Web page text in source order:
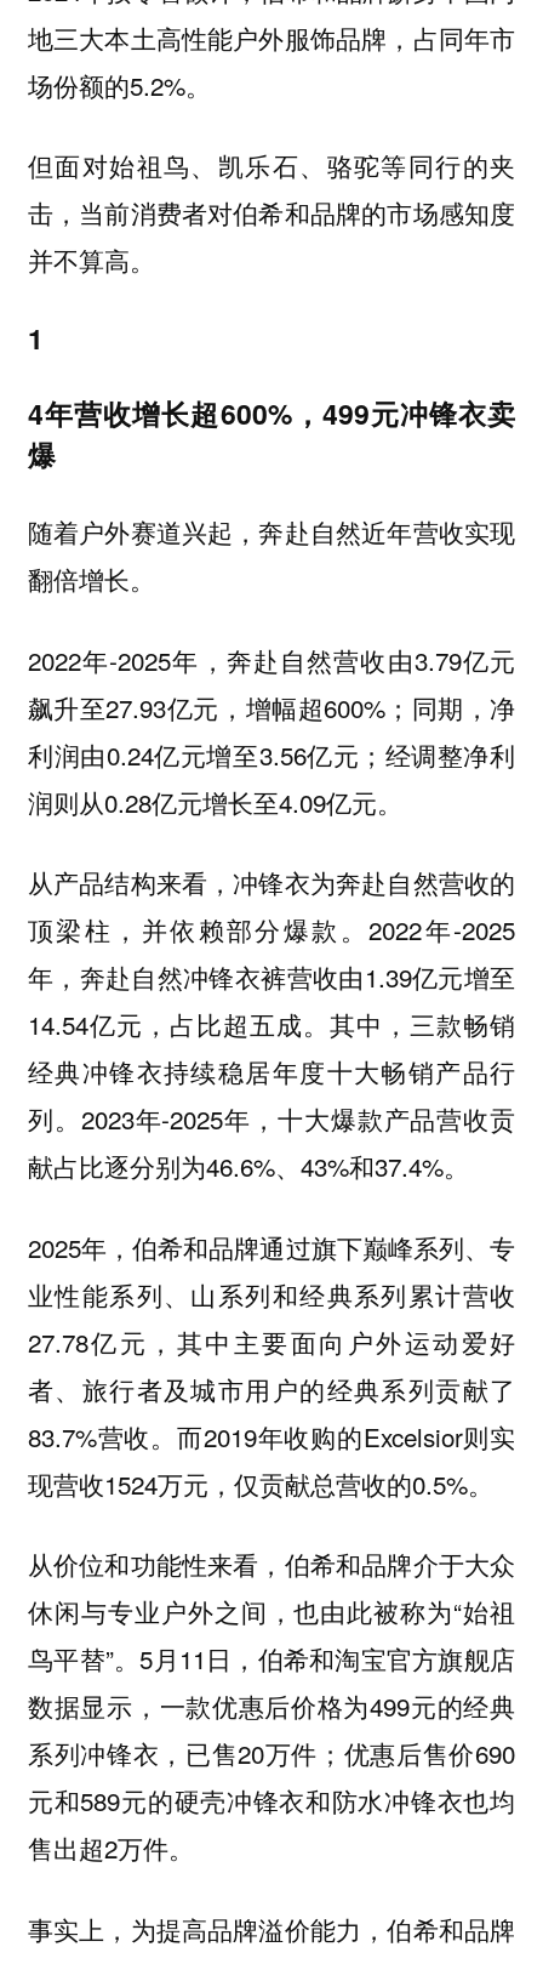
地三大本土高性能户外服饰品牌，占同年市
场份额的5.2%。
但面对始祖鸟、凯乐石、骆驼等同行的夹
击，当前消费者对伯希和品牌的市场感知度
并不算高。
1
4年营收增长超600%，499元冲锋衣卖
爆
随着户外赛道兴起，奔赴自然近年营收实现
翻倍增长。
2022年-2025年，奔赴自然营收由3.79亿元
飙升至27.93亿元，增幅超600%；同期，净
利润由0.24亿元增至3.56亿元；经调整净利
润则从0.28亿元增长至4.09亿元。
从产品结构来看，冲锋衣为奔赴自然营收的
顶梁柱，并依赖部分爆款。2022年-2025
年，奔赴自然冲锋衣裤营收由1.39亿元增至
14.54亿元，占比超五成。其中，三款畅销
经典冲锋衣持续稳居年度十大畅销产品行
列。2023年-2025年，十大爆款产品营收贡
献占比逐分别为46.6%、43%和37.4%。
2025年，伯希和品牌通过旗下巅峰系列、专
业性能系列、山系列和经典系列累计营收
27.78亿元，其中主要面向户外运动爱好
者、旅行者及城市用户的经典系列贡献了
83.7%营收。而2019年收购的Excelsior则实
现营收1524万元，仅贡献总营收的0.5%。
从价位和功能性来看，伯希和品牌介于大众
休闲与专业户外之间，也由此被称为“始祖
鸟平替”。5月11日，伯希和淘宝官方旗舰店
数据显示，一款优惠后价格为499元的经典
系列冲锋衣，已售20万件；优惠后售价690
元和589元的硬壳冲锋衣和防水冲锋衣也均
售出超2万件。
事实上，为提高品牌溢价能力，伯希和品牌